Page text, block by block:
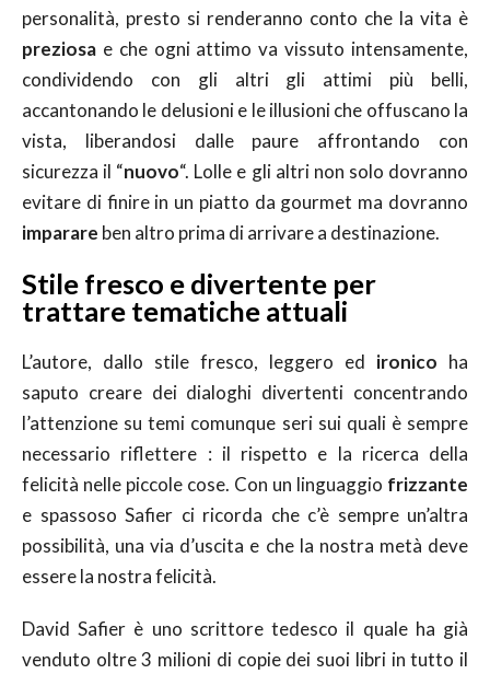
personalità, presto si renderanno conto che la vita è
preziosa e che ogni attimo va vissuto intensamente,
condividendo con gli altri gli attimi più belli,
accantonando le delusioni e le illusioni che offuscano la
vista, liberandosi dalle paure affrontando con
sicurezza il “nuovo“. Lolle e gli altri non solo dovranno
evitare di finire in un piatto da gourmet ma dovranno
imparare ben altro prima di arrivare a destinazione.
Stile fresco e divertente per
trattare tematiche attuali
L’autore, dallo stile fresco, leggero ed ironico ha
saputo creare dei dialoghi divertenti concentrando
l’attenzione su temi comunque seri sui quali è sempre
necessario riflettere : il rispetto e la ricerca della
felicità nelle piccole cose. Con un linguaggio frizzante
e spassoso Safier ci ricorda che c’è sempre un’altra
possibilità, una via d’uscita e che la nostra metà deve
essere la nostra felicità.
David Safier è uno scrittore tedesco il quale ha già
venduto oltre 3 milioni di copie dei suoi libri in tutto il